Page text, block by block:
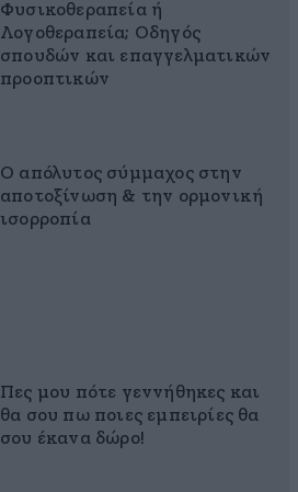
Φυσικοθεραπεία ή
Λογοθεραπεία; Οδηγός
σπουδών και επαγγελματικών
προοπτικών
Ο απόλυτος σύμμαχος στην
αποτοξίνωση & την ορμονική
ισορροπία
Πες μου πότε γεννήθηκες και
θα σου πω ποιες εμπειρίες θα
σου έκανα δώρο!